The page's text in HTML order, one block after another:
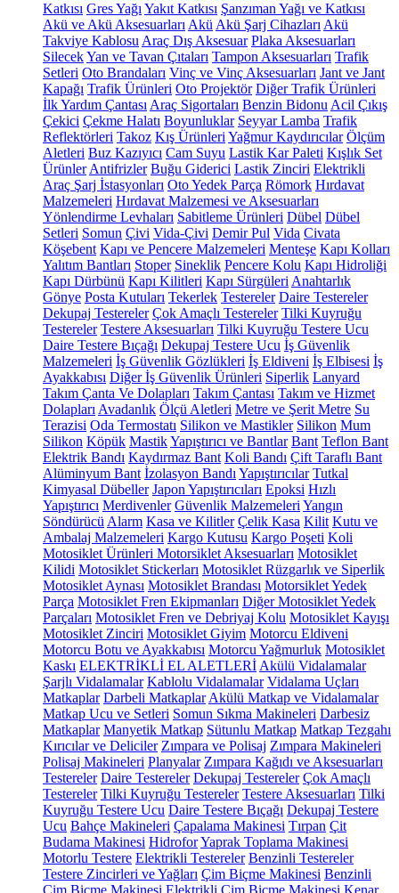
Katkısı Gres Yağı Yakıt Katkısı Şanzıman Yağı ve Katkısı
Akü ve Akü Aksesuarları Akü Akü Şarj Cihazları Akü
Takviye Kablosu Araç Dış Aksesuar Plaka Aksesuarları
SilecekYan ve Tavan Çıtaları Tampon Aksesuarları Trafik
Setleri Oto Brandaları Vinç ve Vinç Aksesuarları Jant ve Jant
Kapağı Trafik Ürünleri Oto Projektör Diğer Trafik Ürünleri
İlk Yardım Çantası Araç Sigortaları Benzin Bidonu Acil Çıkış
Çekici Çekme Halatı Boyunluklar Seyyar Lamba Trafik
Reflektörleri Takoz Kış Ürünleri Yağmur Kaydırıcılar Ölçüm
Aletleri Buz Kazıyıcı Cam Suyu Lastik Kar Paleti Kışlık Set
Ürünler Antifrizler Buğu Giderici Lastik Zinciri Elektrikli
Araç Şarj İstasyonları Oto Yedek Parça Römork Hırdavat
Malzemeleri Hırdavat Malzemesi ve Aksesuarları
Yönlendirme Levhaları Sabitleme Ürünleri Dübel Dübel
Setleri Somun Çivi Vida-Çivi Demir Pul Vida Civata
Köşebent Kapı ve Pencere Malzemeleri Menteşe Kapı Kolları
Yalıtım Bantları Stoper Sineklik Pencere Kolu Kapı Hidroliği
Kapı Dürbünü Kapı Kilitleri Kapı Sürgüleri Anahtarlık
Gönye Posta Kutuları Tekerlek Testereler Daire Testereler
Dekupaj Testereler Çok Amaçlı Testereler Tilki Kuyruğu
Testereler Testere Aksesuarları Tilki Kuyruğu Testere Ucu
Daire Testere Bıçağı Dekupaj Testere Ucu İş Güvenlik
Malzemeleri İş Güvenlik Gözlükleri İş Eldiveni İş Elbisesi İş
Ayakkabısı Diğer İş Güvenlik Ürünleri Siperlik Lanyard
Takım Çanta Ve Dolapları Takım Çantası Takım ve Hizmet
Dolapları Avadanlık Ölçü Aletleri Metre ve Şerit Metre Su
Terazisi Oda Termostatı Silikon ve Mastikler Silikon Mum
Silikon Köpük MastikYapıştırıcı ve Bantlar Bant Teflon Bant
Elektrik Bandı Kaydırmaz Bant Koli Bandı Çift Taraflı Bant
Alüminyum Bant İzolasyon Bandı Yapıştırıcılar Tutkal
Kimyasal Dübeller Japon Yapıştırıcıları Epoksi Hızlı
Yapıştırıcı Merdivenler Güvenlik Malzemeleri Yangın
Söndürücü Alarm Kasa ve Kilitler Çelik Kasa Kilit Kutu ve
Ambalaj Malzemeleri Kargo Kutusu Kargo Poşeti Koli
Motosiklet Ürünleri Motorsiklet Aksesuarları Motosiklet
Kilidi Motosiklet Stickerları Motosiklet Rüzgarlık ve Siperlik
Motosiklet Aynası Motosiklet Brandası Motorsiklet Yedek
Parça Motosiklet Fren Ekipmanları Diğer Motosiklet Yedek
Parçaları Motosiklet Fren ve Debriyaj Kolu Motosiklet Kayışı
Motosiklet Zinciri Motosiklet Giyim Motorcu Eldiveni
Motorcu Botu ve Ayakkabısı Motorcu Yağmurluk Motosiklet
Kaskı ELEKTRİKLİ EL ALETLERİ Akülü Vidalamalar
Şarjlı Vidalamalar Kablolu Vidalamalar Vidalama Uçları
Matkaplar Darbeli Matkaplar Akülü Matkap ve Vidalamalar
Matkap Ucu ve Setleri Somun Sıkma Makineleri Darbesiz
Matkaplar Manyetik Matkap Sütunlu Matkap Matkap Tezgahı
Kırıcılar ve Deliciler Zımpara ve Polisaj Zımpara Makineleri
Polisaj Makineleri Planyalar Zımpara Kağıdı ve Aksesuarları
Testereler Daire Testereler Dekupaj Testereler Çok Amaçlı
Testereler Tilki Kuyruğu Testereler Testere Aksesuarları Tilki
Kuyruğu Testere Ucu Daire Testere Bıçağı Dekupaj Testere
Ucu Bahçe Makineleri Çapalama Makinesi Tırpan Çit
Budama Makinesi HidroforYaprak Toplama Makinesi
Motorlu Testere Elektrikli Testereler Benzinli Testereler
Testere Zincirleri ve Yağları Çim Biçme Makinesi Benzinli
Çim Biçme Makinesi Elektrikli Çim Biçme Makinesi Kenar